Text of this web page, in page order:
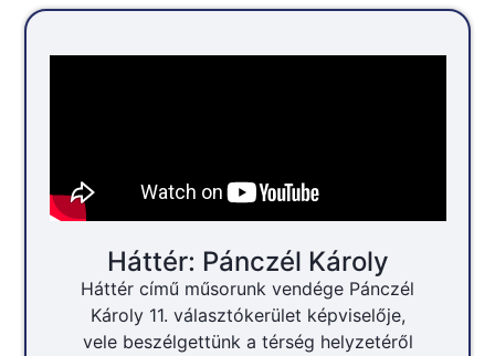
Háttér: Pánczél Károly
Háttér című műsorunk vendége Pánczél
Károly 11. választókerület képviselője,
vele beszélgettünk a térség helyzetéről